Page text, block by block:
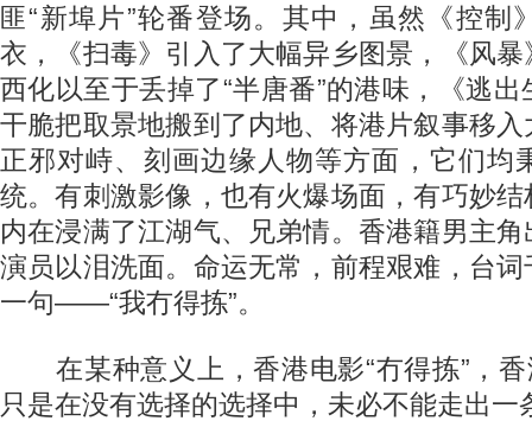
匪“新埠片”轮番登场。其中，虽然《控制
衣，《扫毒》引入了大幅异乡图景，《风
西化以至于丢掉了“半唐番”的港味，《逃
干脆把取景地搬到了内地、将港片叙事移
正邪对峙、刻画边缘人物等方面，它们均
统。有刺激影像，也有火爆场面，有巧妙
内在浸满了江湖气、兄弟情。香港籍男主
演员以泪洗面。命运无常，前程艰难，台
一句——“我冇得拣”。
在某种意义上，香港电影“冇得拣”，香
只是在没有选择的选择中，未必不能走出